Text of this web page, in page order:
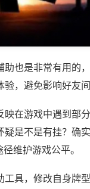
也是非常有用的
，避免影响好友间
在游戏中遇到部
是不是有挂？确
维护游戏公平。
具，修改自身牌